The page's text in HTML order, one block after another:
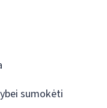
sumokėti